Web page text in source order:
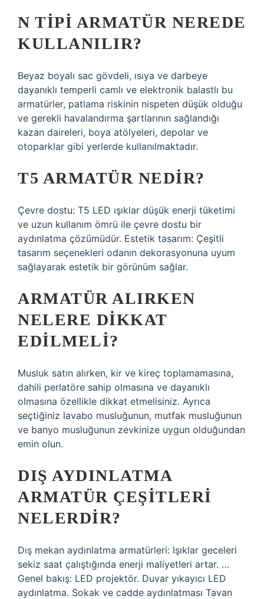
N TIPI ARMATÜR NEREDE
KULLANILIR?
Beyaz boyalı sac gövdeli, ısıya ve darbeye
dayanıklı temperli camlı ve elektronik balastlı bu
armatürler, patlama riskinin nispeten düşük olduğu
ve gerekli havalandırma şartlarının sağlandığı
kazan daireleri, boya atölyeleri, depolar ve
otoparklar gibi yerlerde kullanılmaktadır.
T5 ARMATÜR NEDIR?
Çevre dostu: T5 LED ışıklar düşük enerji tüketimi
ve uzun kullanım ömrü ile çevre dostu bir
aydınlatma çözümüdür. Estetik tasarım: Çeşitli
tasarım seçenekleri odanın dekorasyonuna uyum
sağlayarak estetik bir görünüm sağlar.
ARMATÜR ALIRKEN
NELERE DIKKAT
EDILMELI?
Musluk satın alırken, kir ve kireç toplamamasına,
dahili perlatöre sahip olmasına ve dayanıklı
olmasına özellikle dikkat etmelisiniz. Ayrıca
seçtiğiniz lavabo musluğunun, mutfak musluğunun
ve banyo musluğunun zevkinize uygun olduğundan
emin olun.
DIŞ AYDINLATMA
ARMATÜR ÇEŞITLERI
NELERDIR?
Dış mekan aydınlatma armatürleri: Işıklar geceleri
sekiz saat çalıştığında enerji maliyetleri artar. …
Genel bakış: LED projektör. Duvar yıkayıcı LED
aydınlatma. Sokak ve cadde aydınlatması Tavan